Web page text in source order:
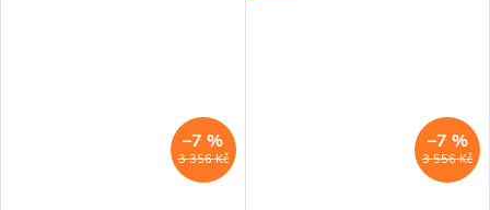
3 356 Kč
–7 %
3 556 Kč
–7 %